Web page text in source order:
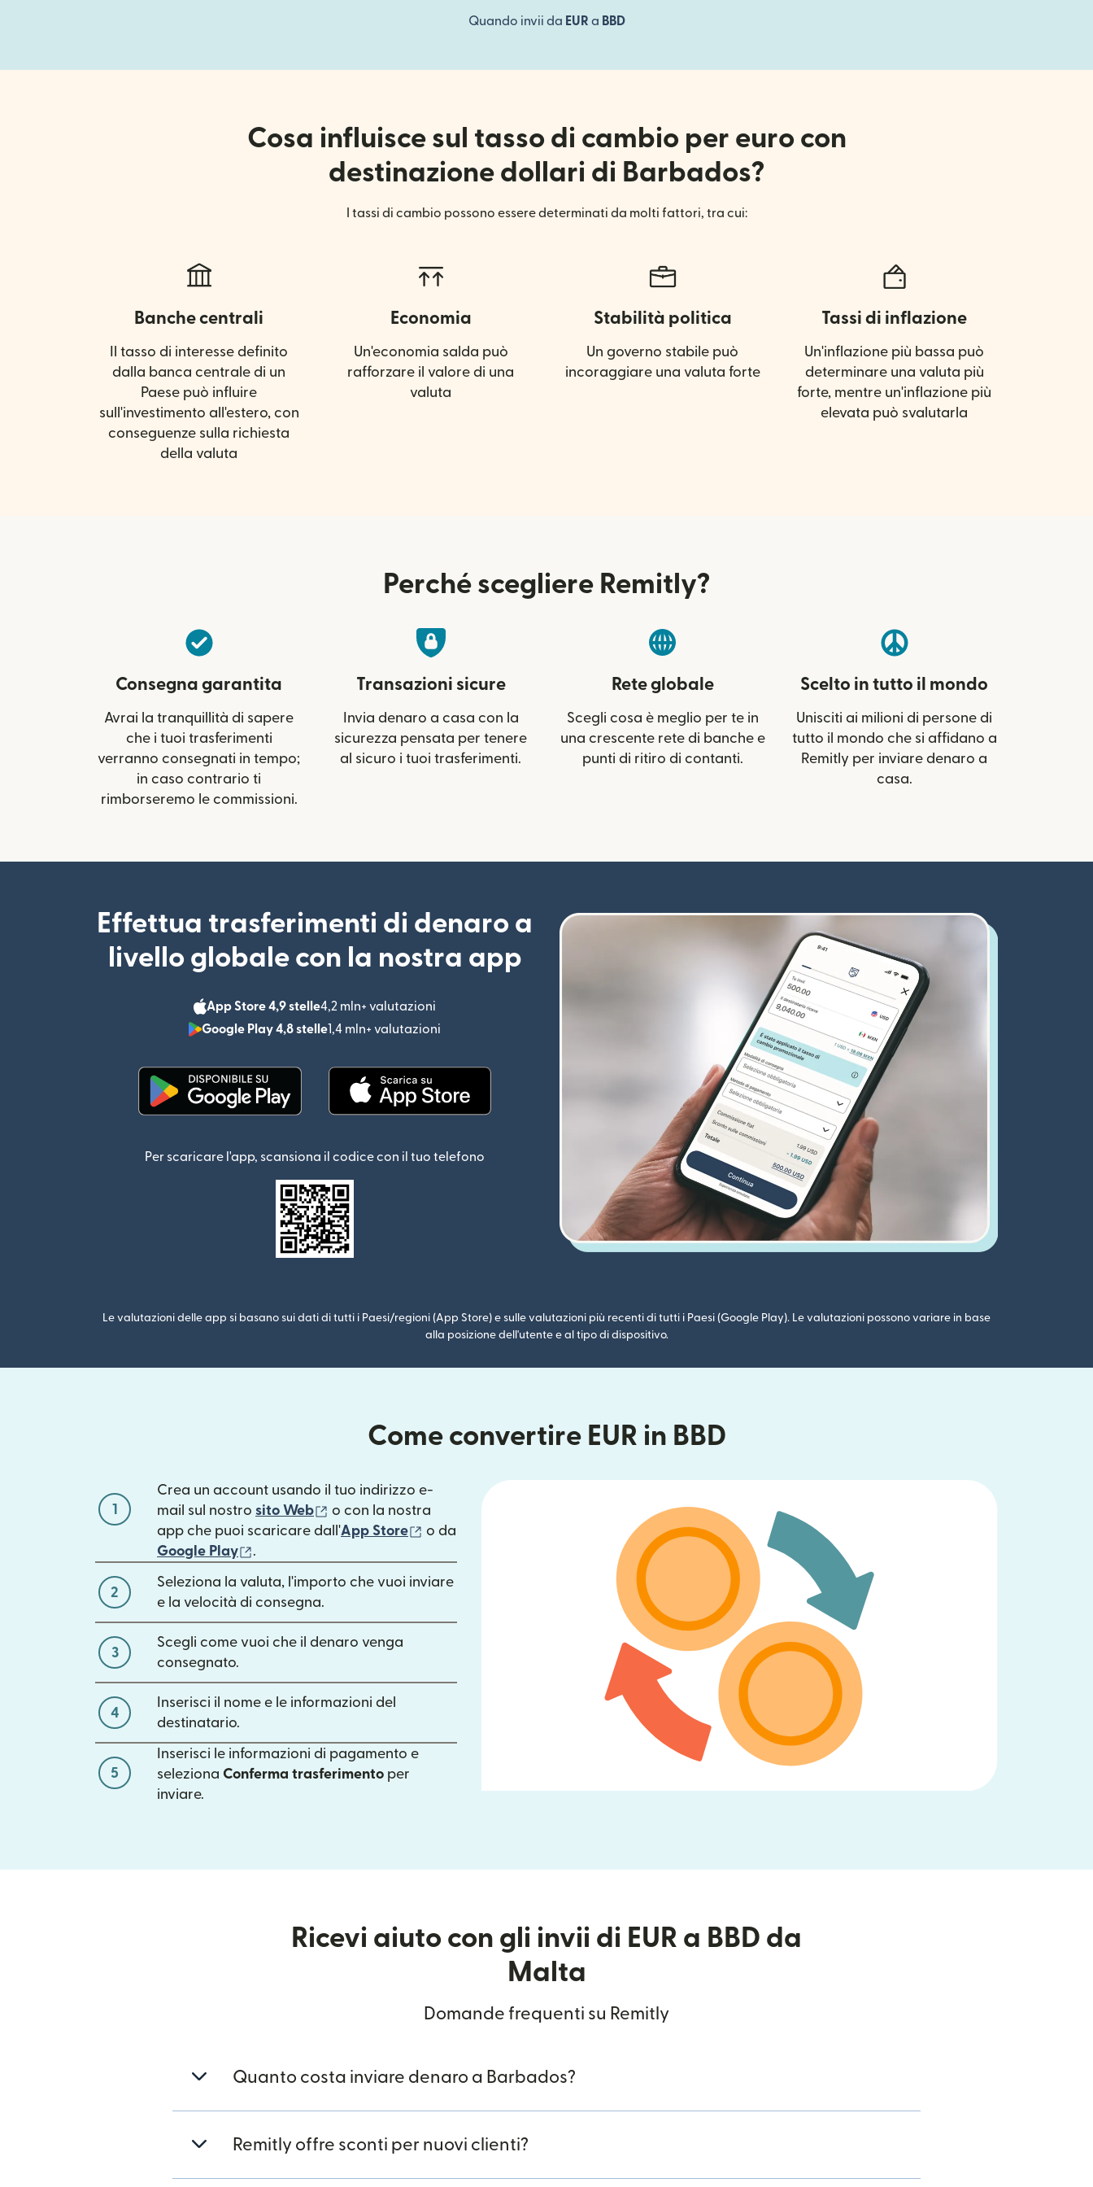
Quando invii da EUR a BBD
Cosa influisce sul tasso di cambio per euro con
destinazione dollari di Barbados?
I tassi di cambio possono essere determinati da molti fattori, tra cui:
Banche centrali
Il tasso di interesse definito
dalla banca centrale di un
Paese può influire
sull'investimento all'estero, con
conseguenze sulla richiesta
della valuta
Economia
Un'economia salda può
rafforzare il valore di una
valuta
Stabilità politica
Un governo stabile può
incoraggiare una valuta forte
Tassi di inflazione
Un'inflazione più bassa può
determinare una valuta più
forte, mentre un'inflazione più
elevata può svalutarla
Perché scegliere Remitly?
Consegna garantita
Avrai la tranquillità di sapere
che i tuoi trasferimenti
verranno consegnati in tempo;
in caso contrario ti
rimborseremo le commissioni.
Transazioni sicure
Invia denaro a casa con la
sicurezza pensata per tenere
al sicuro i tuoi trasferimenti.
Rete globale
Scegli cosa è meglio per te in
una crescente rete di banche e
punti di ritiro di contanti.
Scelto in tutto il mondo
Unisciti ai milioni di persone di
tutto il mondo che si affidano a
Remitly per inviare denaro a
casa.
Effettua trasferimenti di denaro a
livello globale con la nostra app
App Store 4,9 stelle4,2 mln+ valutazioni
Google Play 4,8 stelle1,4 mln+ valutazioni
Per scaricare l'app, scansiona il codice con il tuo telefono
Le valutazioni delle app si basano sui dati di tutti i Paesi/regioni (App Store) e sulle valutazioni più recenti di tutti i Paesi (Google Play). Le valutazioni possono variare in base
alla posizione dell'utente e al tipo di dispositivo.
Come convertire EUR in BBD
1
Crea un account usando il tuo indirizzo e-
mail sul nostro sito Web (si apre in una nuova finestra)
o con la nostra
app che puoi scaricare dall'App Store (si apre in una nuova finestra)
o da
Google Play
.
2
Seleziona la valuta, l'importo che vuoi inviare
e la velocità di consegna.
3
Scegli come vuoi che il denaro venga
consegnato.
4
Inserisci il nome e le informazioni del
destinatario.
5
Inserisci le informazioni di pagamento e
seleziona Conferma trasferimento per
inviare.
Ricevi aiuto con gli invii di EUR a BBD da
Malta
Domande frequenti su Remitly
Quanto costa inviare denaro a Barbados?
Remitly offre sconti per nuovi clienti?